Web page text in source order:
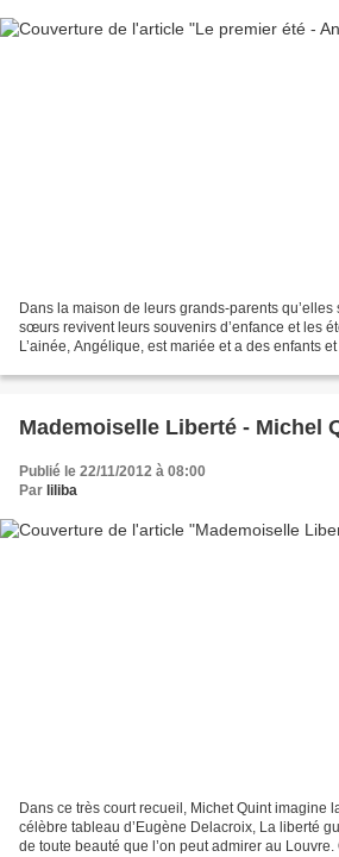
Dans la maison de leurs grands-parents
sœurs revivent leurs souvenirs d’enfance et les
L’ainée, Angélique, est mariée et a des enfants
Mademoiselle Liberté - Michel
Publié le 22/11/2012 à 08:00
Par liliba
Dans ce très court recueil, Michet Quint imagine
célèbre tableau d’Eugène Delacroix, La liberté
de toute beauté que l’on peut admirer au Louvre.